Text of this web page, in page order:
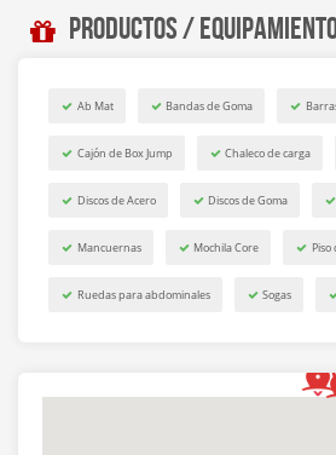
Productos /
Ab Mat Bandas de Goma
Cajón de Box Jump Chaleco de carga
Discos de Acero Discos de Goma
Mancuernas Mochila Core Piso
Ruedas para abdominales Sogas